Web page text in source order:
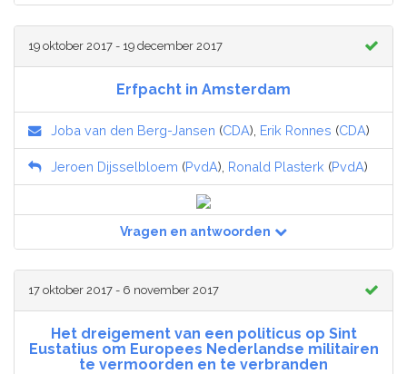
19 oktober 2017 - 19 december 2017
Erfpacht in Amsterdam
Joba van den Berg-Jansen (CDA), Erik Ronnes (CDA)
Jeroen Dijsselbloem (PvdA), Ronald Plasterk (PvdA)
Vragen en antwoorden
17 oktober 2017 - 6 november 2017
Het dreigement van een politicus op Sint
Eustatius om Europees Nederlandse militairen
te vermoorden en te verbranden